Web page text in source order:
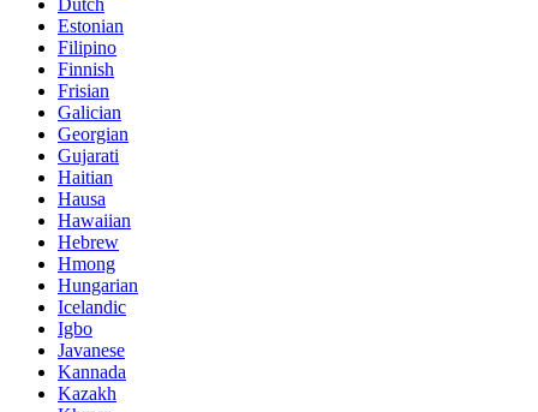
Dutch
Estonian
Filipino
Finnish
Frisian
Galician
Georgian
Gujarati
Haitian
Hausa
Hawaiian
Hebrew
Hmong
Hungarian
Icelandic
Igbo
Javanese
Kannada
Kazakh